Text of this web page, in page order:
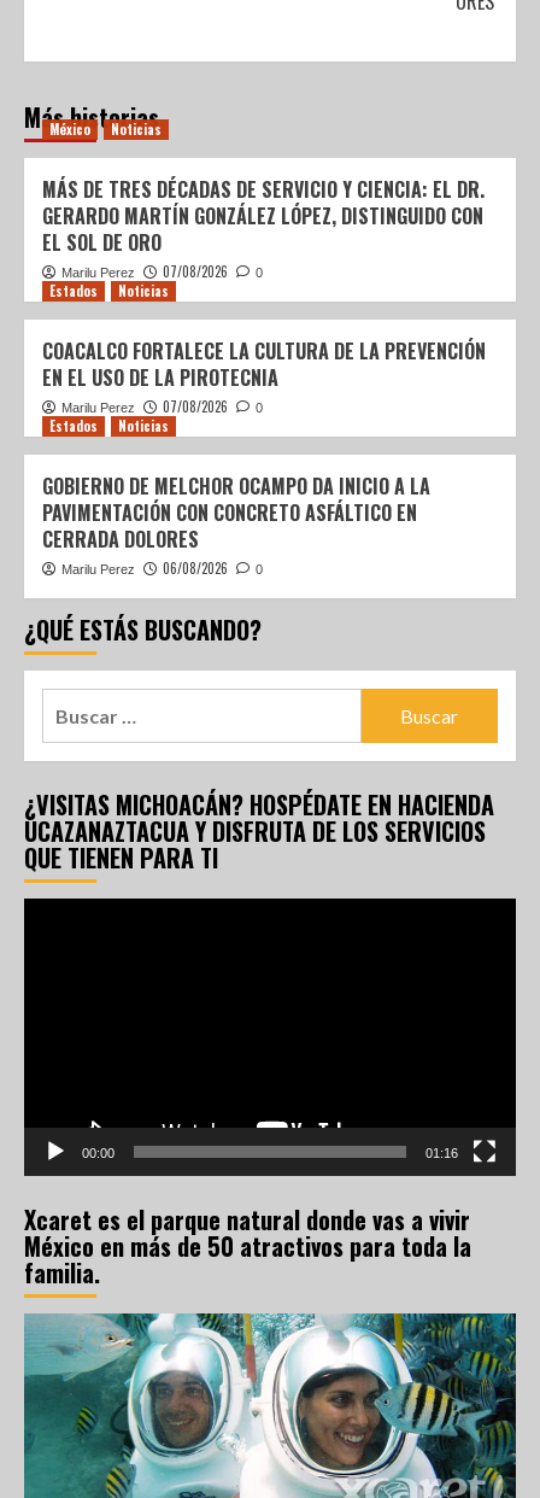
Más historias
México Noticias
MÁS DE TRES DÉCADAS DE SERVICIO Y CIENCIA: EL DR.
GERARDO MARTÍN GONZÁLEZ LÓPEZ, DISTINGUIDO CON
EL SOL DE ORO
Marilu Perez 07/08/2026 0
Estados Noticias
COACALCO FORTALECE LA CULTURA DE LA PREVENCIÓN
EN EL USO DE LA PIROTECNIA
Marilu Perez 07/08/2026 0
Estados Noticias
GOBIERNO DE MELCHOR OCAMPO DA INICIO A LA
PAVIMENTACIÓN CON CONCRETO ASFÁLTICO EN
CERRADA DOLORES
Marilu Perez 06/08/2026 0
¿QUÉ ESTÁS BUSCANDO?
¿VISITAS MICHOACÁN? HOSPÉDATE EN HACIENDA
UCAZANAZTACUA Y DISFRUTA DE LOS SERVICIOS
QUE TIENEN PARA TI
00:00 01:16
Xcaret es el parque natural donde vas a vivir
México en más de 50 atractivos para toda la
familia.